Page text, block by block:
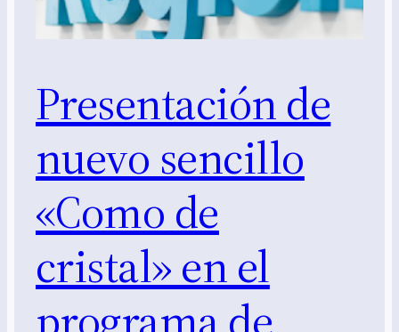
Presentación de
nuevo sencillo
«Como de
cristal» en el